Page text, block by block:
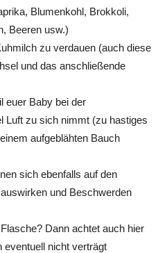
Blumenkohl, Brokkoli,
Beeren usw.)
zu verdauen (auch diese
und das anschließende
euer Baby bei der
Luft zu sich nimmt (zu hastiges
aufgeblähten Bauch
sich ebenfalls auf den
und Beschwerden
Dann achtet auch hier
eventuell nicht verträgt